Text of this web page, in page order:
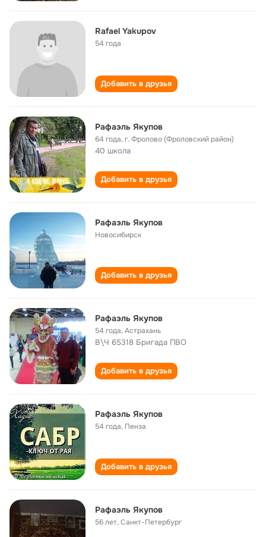
Rafael Yakupov
54 года
Добавить в друзья
Рафаэль Якупов
64 года,г. Фролово (Фроловский район)
40 школа
Добавить в друзья
Рафаэль Якупов
Новосибирск
Добавить в друзья
Рафаэль Якупов
54 года,Астрахань
В\Ч 65318 Бригада ПВО
Добавить в друзья
Рафаэль Якупов
54 года, Пенза
Добавить в друзья
Рафаэль Якупов
56 лет,Санкт-Петербург